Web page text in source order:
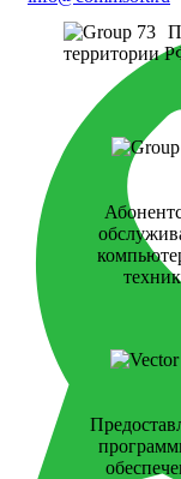
территории